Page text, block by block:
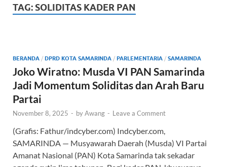
TAG: SOLIDITAS KADER PAN
BERANDA / DPRD KOTA SAMARINDA / PARLEMENTARIA / SAMARINDA
Joko Wiratno: Musda VI PAN Samarinda
Jadi Momentum Soliditas dan Arah Baru
Partai
November 8, 2025 - byAwang - Leave a Comment
(Grafis: Fathur/indcyber.com) Indcyber.com,
SAMARINDA — Musyawarah Daerah (Musda) VI Partai
Amanat Nasional (PAN) Kota Samarinda tak sekadar